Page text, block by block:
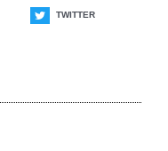
TWITTER